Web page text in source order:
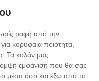
ραφή από την
κορυφαία ποιότητα,
Τα κολάν μας
εμφάνιση που θα σας
μέσα όσο και έξω από το